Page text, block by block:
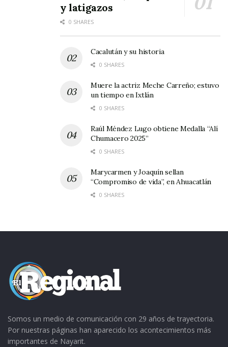
y latigazos
0 SHARES
Cacalután y su historia
0 SHARES
Muere la actriz Meche Carreño; estuvo
un tiempo en Ixtlán
0 SHARES
Raúl Méndez Lugo obtiene Medalla “Alí
Chumacero 2025”
0 SHARES
Marycarmen y Joaquín sellan
“Compromiso de vida”, en Ahuacatlán
0 SHARES
Somos un medio de comunicación con 29 años de trayectoria.
Por nuestras páginas han aparecido los acontecimientos más
importantes de Nayarit.